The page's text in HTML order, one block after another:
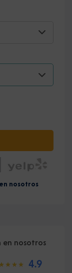
nosotros
en nosotros
4.9